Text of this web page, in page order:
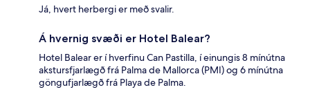
Já, hvert herbergi er með svalir.
Á hvernig svæði er Hotel Balear?
Hotel Balear er í hverfinu Can Pastilla, í einungis 8 mínútna
akstursfjarlægð frá Palma de Mallorca (PMI) og 6 mínútna
göngufjarlægð frá Playa de Palma.